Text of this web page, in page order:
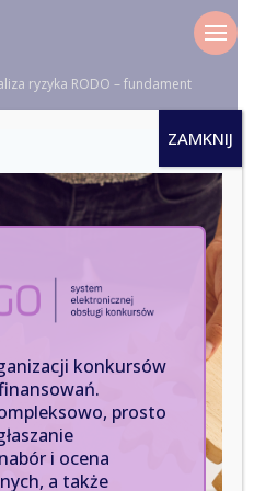
ryzyka RODO – fundament
–
jest podstawą
konkursów
prosto
i ocena
a także
ZAMKNIJ